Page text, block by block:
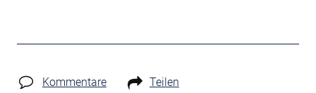
Kommentare Teilen